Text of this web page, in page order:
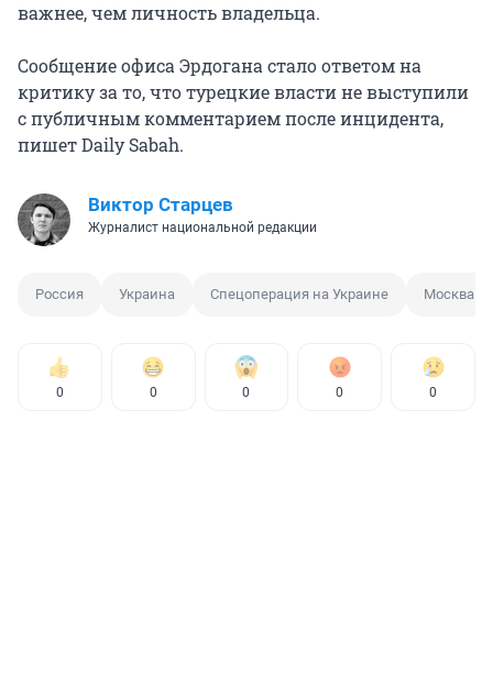
важнее, чем личность владельца.
Сообщение офиса Эрдогана стало ответом на
критику за то, что турецкие власти не выступили
с публичным комментарием после инцидента,
пишет Daily Sabah.
Виктор Старцев
Журналист национальной редакции
Россия Украина Спецоперация на Украине Москва
0 0 0 0 0